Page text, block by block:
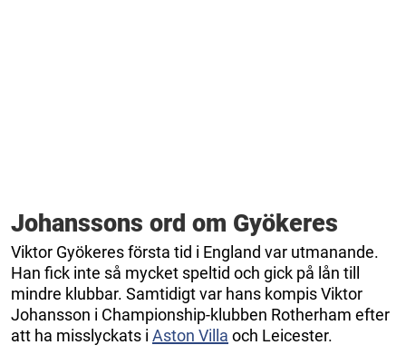
Johanssons ord om Gyökeres
Viktor Gyökeres första tid i England var utmanande.
Han fick inte så mycket speltid och gick på lån till
mindre klubbar. Samtidigt var hans kompis Viktor
Johansson i Championship-klubben Rotherham efter
att ha misslyckats i Aston Villa och Leicester.